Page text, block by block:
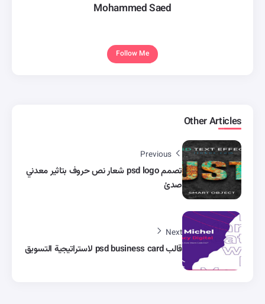
Mohammed Saed
Follow Me
Other Articles
Previous
تصمم psd logo شعار نص حروف بتاثير معدني
صدئ
Next
قالب psd business card لاستراتيجية التسويق